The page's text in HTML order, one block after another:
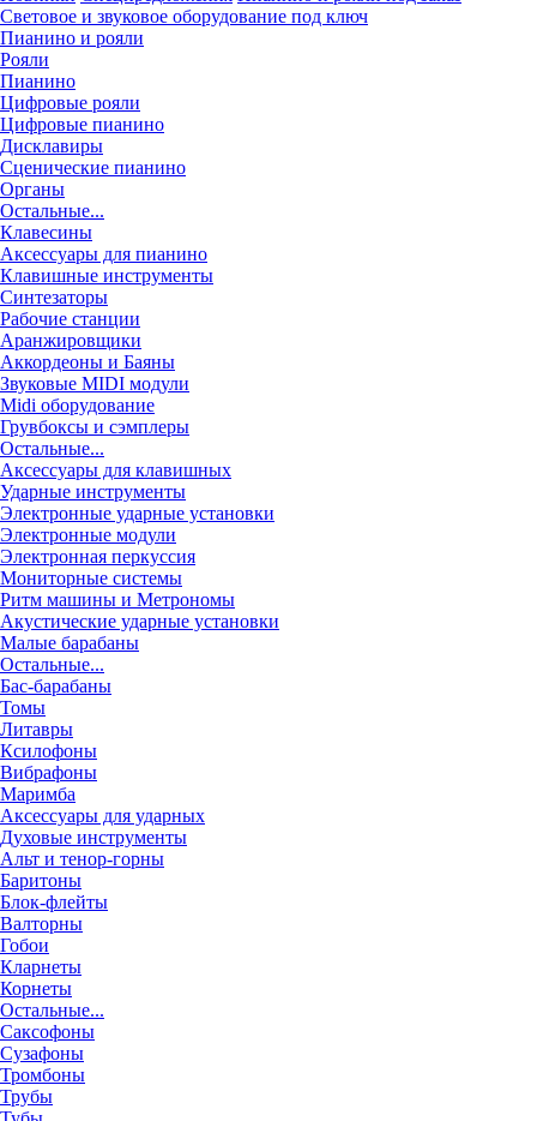
Световое и звуковое оборудование под ключ
Пианино и рояли
Рояли
Пианино
Цифровые рояли
Цифровые пианино
Дисклавиры
Сценические пианино
Органы
Остальные...
Клавесины
Аксессуары для пианино
Клавишные инструменты
Синтезаторы
Рабочие станции
Аранжировщики
Аккордеоны и Баяны
Звуковые MIDI модули
Midi оборудование
Грувбоксы и сэмплеры
Остальные...
Аксессуары для клавишных
Ударные инструменты
Электронные ударные установки
Электронные модули
Электронная перкуссия
Мониторные системы
Ритм машины и Метрономы
Акустические ударные установки
Малые барабаны
Остальные...
Бас-барабаны
Томы
Литавры
Ксилофоны
Вибрафоны
Маримба
Аксессуары для ударных
Духовые инструменты
Альт и тенор-горны
Баритоны
Блок-флейты
Валторны
Гобои
Кларнеты
Корнеты
Остальные...
Саксофоны
Сузафоны
Тромбоны
Трубы